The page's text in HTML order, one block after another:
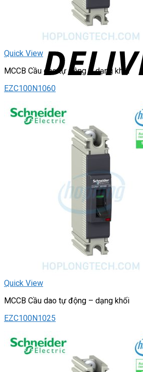
Quick View
MCCB Cầu dao tự động – dạng khối
EZC100N1060
Quick View
MCCB Cầu dao tự động – dạng khối
EZC100N1025